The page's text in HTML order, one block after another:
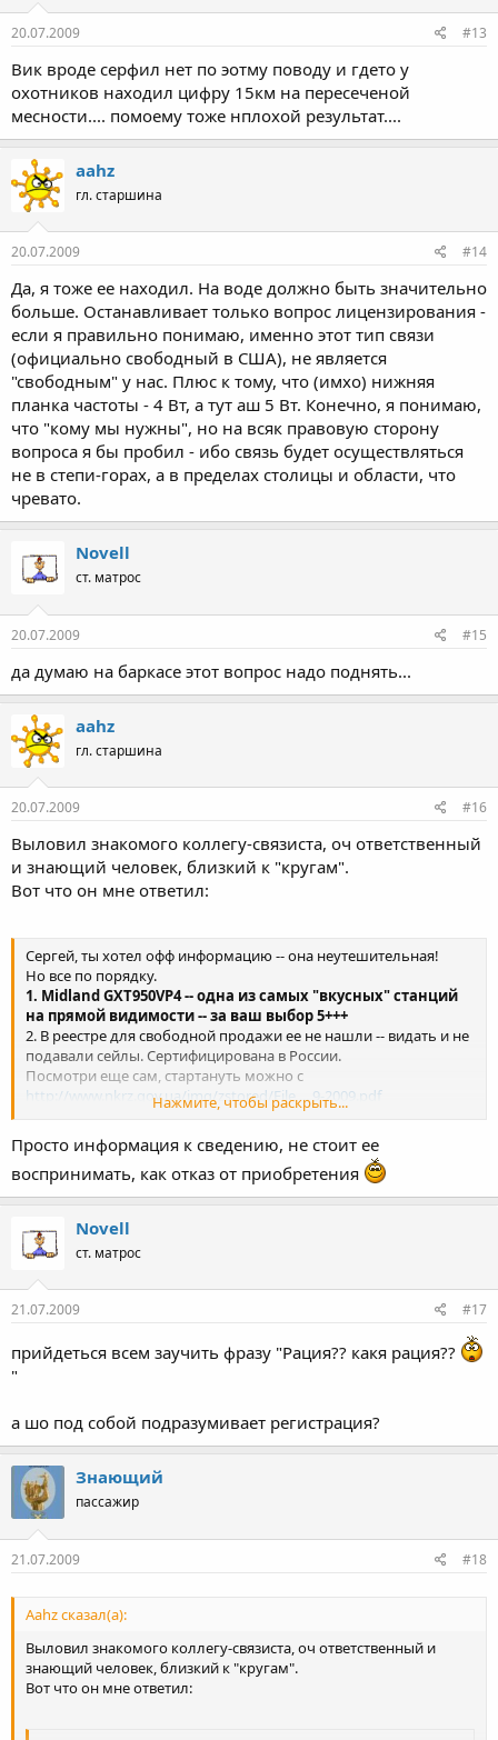
20.07.2009 #13
Вик вроде серфил нет по эотму поводу и гдето у
охотников находил цифру 15км на пересеченой
месности.... помоему тоже нплохой результат....
aahz
гл. старшина
20.07.2009 #14
Да, я тоже ее находил. На воде должно быть значительно
больше. Останавливает только вопрос лицензирования -
если я правильно понимаю, именно этот тип связи
(официально свободный в США), не является
"свободным" у нас. Плюс к тому, что (имхо) нижняя
планка частоты - 4 Вт, а тут аш 5 Вт. Конечно, я понимаю,
что "кому мы нужны", но на всяк правовую сторону
вопроса я бы пробил - ибо связь будет осуществляться
не в степи-горах, а в пределах столицы и области, что
чревато.
Novell
ст. матрос
20.07.2009 #15
да думаю на баркасе этот вопрос надо поднять...
aahz
гл. старшина
20.07.2009 #16
Выловил знакомого коллегу-связиста, оч ответственный
и знающий человек, близкий к "кругам".
Вот что он мне ответил:
Сергей, ты хотел офф информацию -- она неутешительная!
Но все по порядку.
1. Midland GXT950VP4 -- одна из самых "вкусных" станций
на прямой видимости -- за ваш выбор 5+++
2. В реестре для свободной продажи ее не нашли -- видать и не
подавали сейлы. Сертифицирована в России.
Посмотри еще сам, стартануть можно с
http://www.nkrz.gov.ua/img/zstored/File ... 9-2009.pdf
3. Диапазон, в котором она работает -- не морской, т.е. работа в
нем требует лицензирования, р/средство требует
обязательной регистрации (это по закону).
4. На станции по пол-ватта еще глаза закрывают, однако 5 Вт -- в
случае конфликтной ситации вероятнее всего будет изъята.
Нажмите, чтобы раскрыть...
Просто информация к сведению, не стоит ее
воспринимать, как отказ от приобретения
Novell
ст. матрос
21.07.2009 #17
прийдеться всем заучить фразу "Рация?? какя рация??
"
а шо под собой подразумивает регистрация?
Знающий
пассажир
21.07.2009 #18
Aahz сказал(а):
Выловил знакомого коллегу-связиста, оч ответственный и
знающий человек, близкий к "кругам".
Вот что он мне ответил: